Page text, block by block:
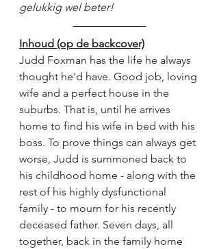
gelukkig wel beter!
Inhoud (op de backcover)
Judd Foxman has the life he always
thought he'd have. Good job, loving
wife and a perfect house in the
suburbs. That is, until he arrives
home to find his wife in bed with his
boss. To prove things can always get
worse, Judd is summoned back to
his childhood home - along with the
rest of his highly dysfunctional
family - to mourn for his recently
deceased father. Seven days, all
together, back in the family home